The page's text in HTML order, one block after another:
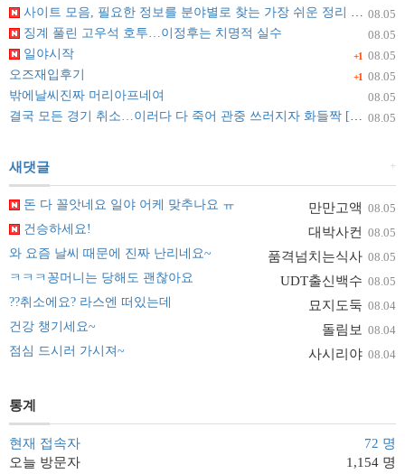
08.05
사이트 모음, 필요한 정보를 분야별로 찾는 가장 쉬운 정리 방법
08.05
징계 풀린 고우석 호투…이정후는 치명적 실수
+1 08.05
일야시작
+1 08.05
오즈재입후기
08.05
밖에날씨진짜 머리아프네여
08.05
결국 모든 경기 취소…이러다 다 죽어 관중 쓰러지자 화들짝 [자막뉴스]
+
새댓글
만만고액 08.05
돈 다 꼴앗네요 일야 어케 맞추나요 ㅠ
대박사컨 08.05
건승하세요!
품격넘치는식사 08.05
와 요즘 날씨 때문에 진짜 난리네요~
UDT출신백수 08.05
ㅋㅋㅋ꽁머니는 당해도 괜찮아요
묘지도둑 08.04
??취소에요? 라스엔 떠있는데
돌림보 08.04
건강 챙기세요~
사시리야 08.04
점심 드시러 가시져~
통계
현재 접속자
72 명
오늘 방문자
1,154 명